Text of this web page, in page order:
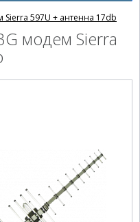
597U + антенна 17db
модем Sierra